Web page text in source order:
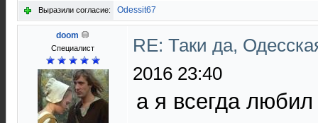
Выразили согласие: Odessit67
doom
Специалист
RE: Таки да,
2016 23:40
а я всегда